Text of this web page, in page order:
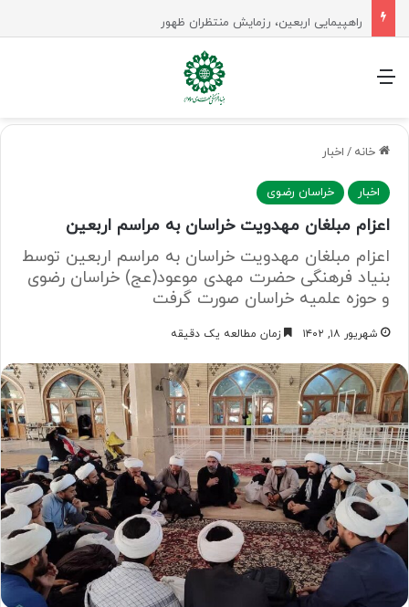
راهپیمایی اربعین، رزمایش منتظران ظهور
منو
خانه / اخبار
اخبار خراسان رضوی
اعزام مبلغان مهدویت خراسان به مراسم اربعین
اعزام مبلغان مهدویت خراسان به مراسم اربعین توسط
بنیاد فرهنگی حضرت مهدی موعود(عج) خراسان رضوی
و حوزه علمیه خراسان صورت گرفت
شهریور ۱۸, ۱۴۰۲ زمان مطالعه یک دقیقه